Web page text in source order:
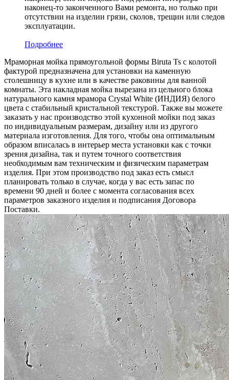
наконец-то законченного Вами ремонта, но только при
отсутствии на изделии грязи, сколов, трещин или следов
эксплуатации.
Подробнее
Мраморная мойка прямоугольной формы Biruta Ts с колотой
фактурой предназначена для установки на каменную
столешницу в кухне или в качестве раковины для ванной
комнаты. Эта накладная мойка вырезана из цельного блока
натурального камня мрамора Crystal White (ИНДИЯ) белого
цвета c стабильный кристальной текстурой. Также вы можете
заказать у нас производство этой кухонной мойки под заказ
по индивидуальным размерам, дизайну или из другого
материала изготовления. Для того, чтобы она оптимальным
образом вписалась в интерьер места установки как с точки
зрения дизайна, так и путем точного соответствия
необходимым вам техническим и физическим параметрам
изделия. При этом производство под заказ есть смысл
планировать только в случае, когда у вас есть запас по
времени 90 дней и более с момента согласования всех
параметров заказного изделия и подписания Договора
Поставки.